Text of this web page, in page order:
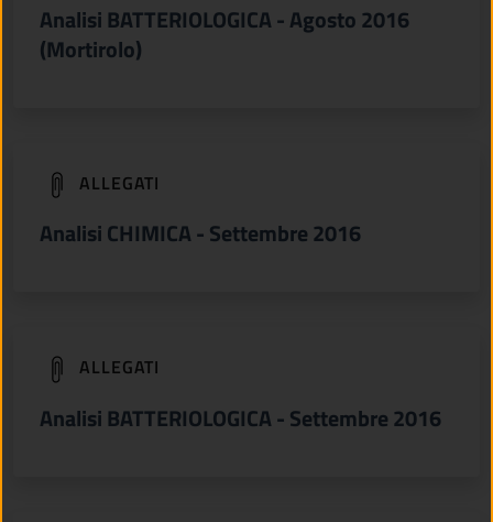
Analisi BATTERIOLOGICA - Agosto 2016
(Mortirolo)
ALLEGATI
Analisi CHIMICA - Settembre 2016
(apre in un'altra scheda).
ALLEGATI
Analisi BATTERIOLOGICA - Settembre 2016
(apre in un'altra scheda).